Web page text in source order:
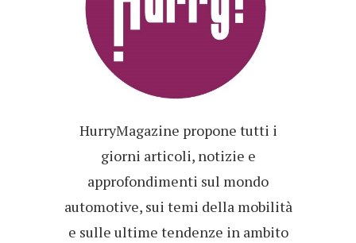
HurryMagazine propone tutti i
giorni articoli, notizie e
approfondimenti sul mondo
automotive, sui temi della mobilità
e sulle ultime tendenze in ambito